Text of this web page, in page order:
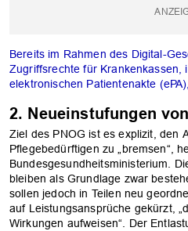
Bereits im Rahmen des Digital-
Zugriffsrechte für Krankenkassen,
elektronischen Patientenakte
2. Neueinstufungen
Ziel des PNOG ist es explizit, den
Pflegebedürftigen zu „bremsen“,
Bundesgesundheitsministerium.
bleiben als Grundlage zwar
sollen jedoch in Teilen neu
auf Leistungsansprüche gekürzt,
Wirkungen aufweisen“. Der